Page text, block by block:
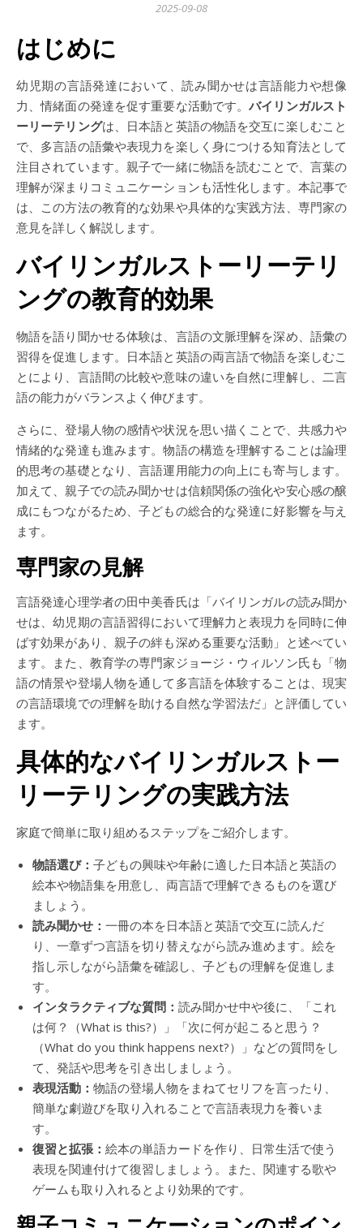
2025-09-08
はじめに
幼児期の言語発達において、読み聞かせは言語能力や想像
力、情緒面の発達を促す重要な活動です。バイリンガルスト
ーリーテリングは、日本語と英語の物語を交互に楽しむこと
で、多言語の語彙や表現力を楽しく身につける知育法として
注目されています。親子で一緒に物語を読むことで、言葉の
理解が深まりコミュニケーションも活性化します。本記事で
は、この方法の教育的な効果や具体的な実践方法、専門家の
意見を詳しく解説します。
バイリンガルストーリーテリ
ングの教育的効果
物語を語り聞かせる体験は、言語の文脈理解を深め、語彙の
習得を促進します。日本語と英語の両言語で物語を楽しむこ
とにより、言語間の比較や意味の違いを自然に理解し、二言
語の能力がバランスよく伸びます。
さらに、登場人物の感情や状況を思い描くことで、共感力や
情緒的な発達も進みます。物語の構造を理解することは論理
的思考の基礎となり、言語運用能力の向上にも寄与します。
加えて、親子での読み聞かせは信頼関係の強化や安心感の醸
成にもつながるため、子どもの総合的な発達に好影響を与え
ます。
専門家の見解
言語発達心理学者の田中美香氏は「バイリンガルの読み聞か
せは、幼児期の言語習得において理解力と表現力を同時に伸
ばす効果があり、親子の絆も深める重要な活動」と述べてい
ます。また、教育学の専門家ジョージ・ウィルソン氏も「物
語の情景や登場人物を通して多言語を体験することは、現実
の言語環境での理解を助ける自然な学習法だ」と評価してい
ます。
具体的なバイリンガルストー
リーテリングの実践方法
家庭で簡単に取り組めるステップをご紹介します。
物語選び： 子どもの興味や年齢に適した日本語と英語の
絵本や物語集を用意し、両言語で理解できるものを選び
ましょう。
読み聞かせ： 一冊の本を日本語と英語で交互に読んだ
り、一章ずつ言語を切り替えながら読み進めます。絵を
指し示しながら語彙を確認し、子どもの理解を促進しま
す。
インタラクティブな質問： 読み聞かせ中や後に、「これ
は何？（What is this?）」「次に何が起こると思う？
（What do you think happens next?）」などの質問をし
て、発話や思考を引き出しましょう。
表現活動： 物語の登場人物をまねてセリフを言ったり、
簡単な劇遊びを取り入れることで言語表現力を養いま
す。
復習と拡張： 絵本の単語カードを作り、日常生活で使う
表現を関連付けて復習しましょう。また、関連する歌や
ゲームも取り入れるとより効果的です。